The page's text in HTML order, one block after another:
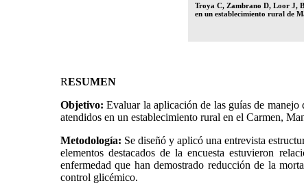
Troya C, Zambrano D, Loor J,
en un establecimiento rural de
RESUMEN
Objetivo: Evaluar la aplicación de las guías de manejo
atendidos en un establecimiento rural en el Carmen,
Metodología: Se diseñó y aplicó una entrevista
elementos destacados de la encuesta estuvieron
enfermedad que han demostrado reducción de la
control glicémico.